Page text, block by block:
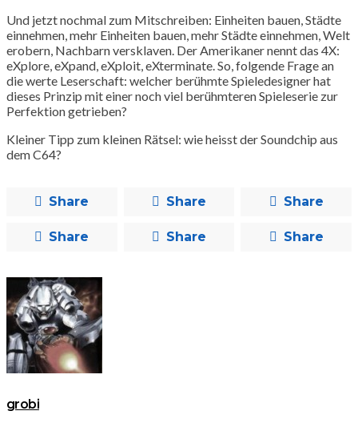
Und jetzt nochmal zum Mitschreiben: Einheiten bauen, Städte
einnehmen, mehr Einheiten bauen, mehr Städte einnehmen, Welt
erobern, Nachbarn versklaven. Der Amerikaner nennt das 4X:
eXplore, eXpand, eXploit, eXterminate. So, folgende Frage an
die werte Leserschaft: welcher berühmte Spieledesigner hat
dieses Prinzip mit einer noch viel berühmteren Spieleserie zur
Perfektion getrieben?
Kleiner Tipp zum kleinen Rätsel: wie heisst der Soundchip aus
dem C64?
Share Share Share
Share Share Share
grobi